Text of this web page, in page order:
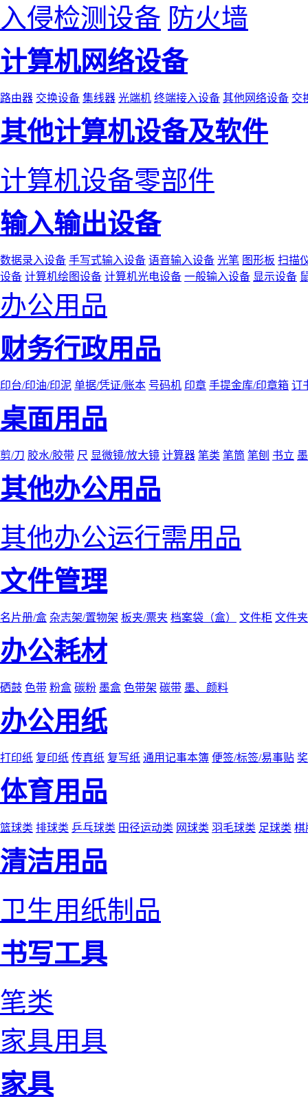
入侵检测设备 防火墙
计算机网络设备
路由器 交换设备 集线器 光端机 终端接入设备 其他网络设备 交
其他计算机设备及软件
计算机设备零部件
输入输出设备
数据录入设备 手写式输入设备 语音输入设备 光笔 图形板 扫描
设备 计算机绘图设备 计算机光电设备 一般输入设备 显示设备
办公用品
财务行政用品
印台/印油/印泥 单据/凭证/账本 号码机 印章 手提金库/印章箱 订
桌面用品
剪/刀 胶水/胶带 尺 显微镜/放大镜 计算器 笔类 笔筒 笔刨 书立
其他办公用品
其他办公运行需用品
文件管理
名片册/盒 杂志架/置物架 板夹/票夹 档案袋（盒） 文件柜 文件
办公耗材
硒鼓 色带 粉盒 碳粉 墨盒 色带架 碳带 墨、颜料
办公用纸
打印纸 复印纸 传真纸 复写纸 通用记事本簿 便签/标签/易事贴
体育用品
篮球类 排球类 乒乓球类 田径运动类 网球类 羽毛球类 足球类 棋
清洁用品
卫生用纸制品
书写工具
笔类
家具用具
家具